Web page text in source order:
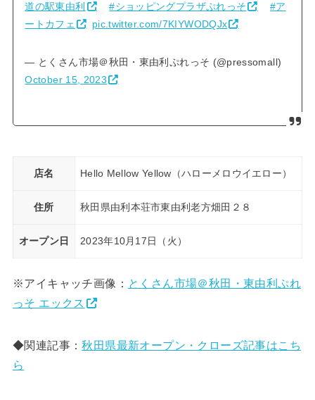
道の駅東由利
#ショッピングプラザぷれっそ
#ア
ートカフェ
pic.twitter.com/7KIYWODQJx
— とくさん市場＠秋田・東由利ぷれっそ (@pressomall)
October 15, 2023
店名 Hello Mellow Yellow（ハローメロウイエロー）
住所 秋田県由利本荘市東由利老方畑田２８
オープン日 2023年10月17日（火）
※アイキャッチ画像： とくさん市場＠秋田・東由利ぷれ
っそ エックス
◆関連記事：秋田県最新オープン・クローズ記事はこち
ら